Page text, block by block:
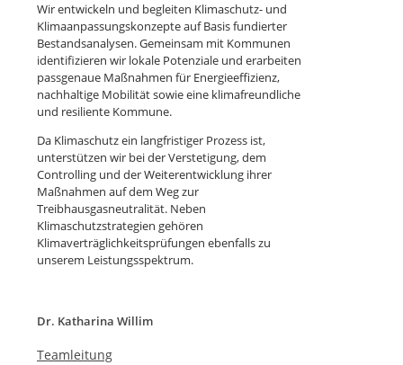
Wir entwickeln und begleiten Klimaschutz- und
Klimaanpassungskonzepte auf Basis fundierter
Bestandsanalysen. Gemeinsam mit Kommunen
identifizieren wir lokale Potenziale und erarbeiten
passgenaue Maßnahmen für Energieeffizienz,
nachhaltige Mobilität sowie eine klimafreundliche
und resiliente Kommune.
Da Klimaschutz ein langfristiger Prozess ist,
unterstützen wir bei der Verstetigung, dem
Controlling und der Weiterentwicklung ihrer
Maßnahmen auf dem Weg zur
Treibhausgasneutralität. Neben
Klimaschutzstrategien gehören
Klimaverträglichkeitsprüfungen ebenfalls zu
unserem Leistungsspektrum.
Dr. Katharina Willim
Teamleitung